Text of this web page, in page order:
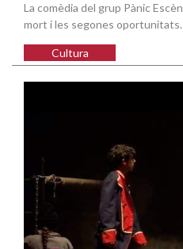
La comèdia del grup Pànic
mort i les segones oportunitats.
Cultura